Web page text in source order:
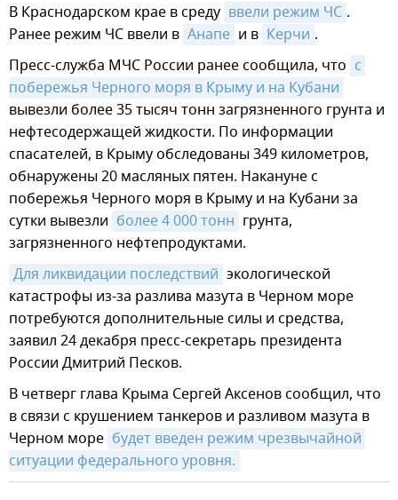
В Краснодарском крае в среду ввели режим ЧС .
Ранее режим ЧС ввели в Анапе и в Керчи .
Пресс-служба МЧС России ранее сообщила, что с
побережья Черного моря в Крыму и на Кубани
вывезли более 35 тысяч тонн загрязненного грунта и
нефтесодержащей жидкости. По информации
спасателей, в Крыму обследованы 349 километров,
обнаружены 20 масляных пятен. Накануне с
побережья Черного моря в Крыму и на Кубани за
сутки вывезли более 4 000 тонн грунта,
загрязненного нефтепродуктами.
Для ликвидации последствий экологической
катастрофы из-за разлива мазута в Черном море
потребуются дополнительные силы и средства,
заявил 24 декабря пресс-секретарь президента
России Дмитрий Песков.
В четверг глава Крыма Сергей Аксенов сообщил, что
в связи с крушением танкеров и разливом мазута в
Черном море будет введен режим чрезвычайной
ситуации федерального уровня.